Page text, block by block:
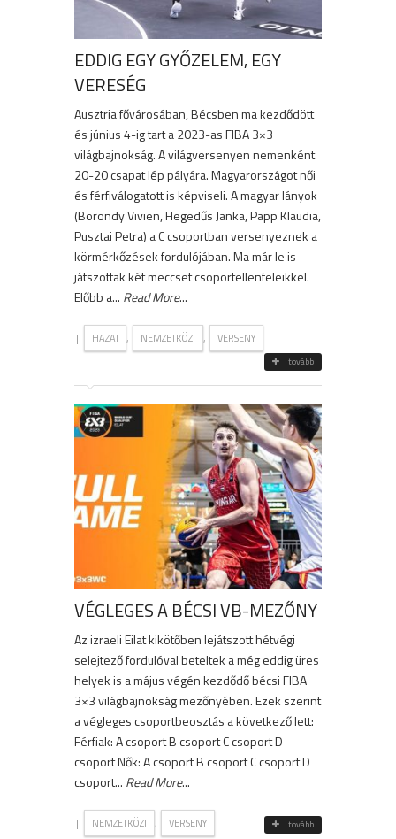
EDDIG EGY GYŐZELEM, EGY
VERESÉG
Ausztria fővárosában, Bécsben ma kezdődött
és június 4-ig tart a 2023-as FIBA 3×3
világbajnokság. A világversenyen nemenként
20-20 csapat lép pályára. Magyarországot női
és férfiválogatott is képviseli. A magyar lányok
(Böröndy Vivien, Hegedűs Janka, Papp Klaudia,
Pusztai Petra) a C csoportban versenyeznek a
körmérkőzések fordulójában. Ma már le is
játszottak két meccset csoportellenfeleikkel.
Előbb a... Read More...
| HAZAI , NEMZETKÖZI , VERSENY
tovább
VÉGLEGES A BÉCSI VB-MEZŐNY
Az izraeli Eilat kikötőben lejátszott hétvégi
selejtező fordulóval beteltek a még eddig üres
helyek is a május végén kezdődő bécsi FIBA
3×3 világbajnokság mezőnyében. Ezek szerint
a végleges csoportbeosztás a következő lett:
Férfiak: A csoport B csoport C csoport D
csoport Nők: A csoport B csoport C csoport D
csoport... Read More...
| NEMZETKÖZI , VERSENY tovább